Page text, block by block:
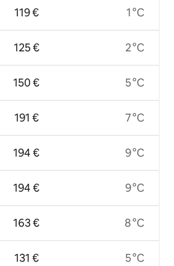
119 €
125 €
150 €
191 €
194 €
194 €
163 €
131 €
1 °C
2 °C
5 °C
7 °C
9 °C
9 °C
8 °C
5 °C